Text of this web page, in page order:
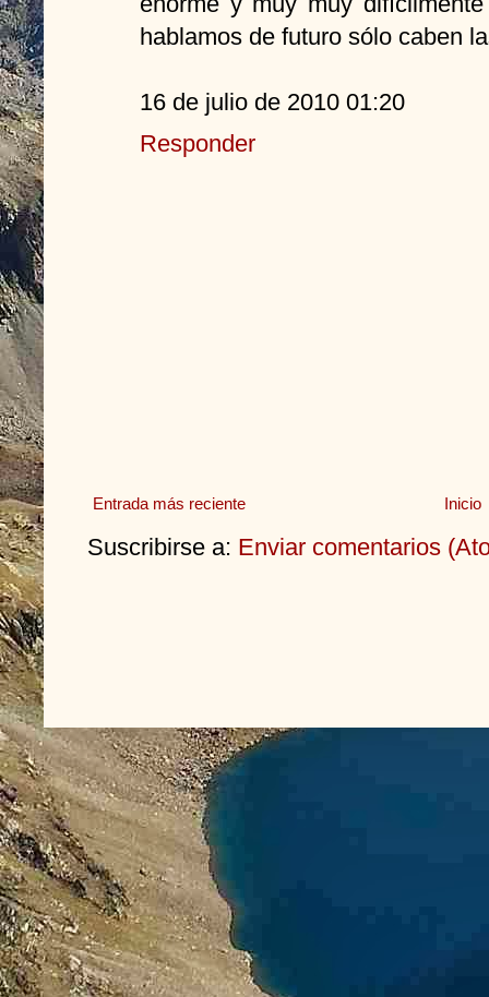
hablamos de futuro sólo caben
16 de julio de 2010 01:20
Responder
Entrada más reciente Inicio
Suscribirse a: Enviar comentarios